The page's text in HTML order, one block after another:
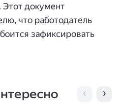
документ
что работодатель
зафиксировать